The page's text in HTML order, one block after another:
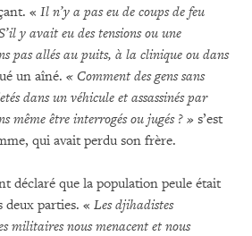
« Il n’y a pas eu de coups de feu
y avait eu des tensions ou une
pas allés au puits, à la clinique ou dans
un aîné. « Comment des gens sans
dans un véhicule et assassinés par
même être interrogés ou jugés ? » s’est
qui avait perdu son frère.
déclaré que la population peule était
deux parties. « Les djihadistes
militaires nous menacent et nous